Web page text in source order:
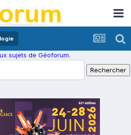
sujets de Géoforum.